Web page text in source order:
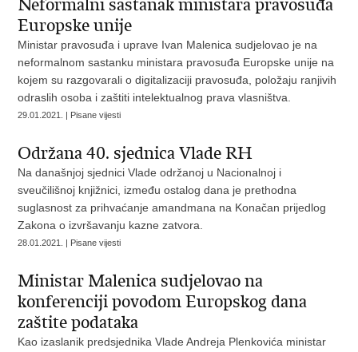
Neformalni sastanak ministara pravosuđa
Europske unije
Ministar pravosuđa i uprave Ivan Malenica sudjelovao je na
neformalnom sastanku ministara pravosuđa Europske unije na
kojem su razgovarali o digitalizaciji pravosuđa, položaju ranjivih
odraslih osoba i zaštiti intelektualnog prava vlasništva.
29.01.2021. | Pisane vijesti
Održana 40. sjednica Vlade RH
Na današnjoj sjednici Vlade održanoj u Nacionalnoj i
sveučilišnoj knjižnici, između ostalog dana je prethodna
suglasnost za prihvaćanje amandmana na Konačan prijedlog
Zakona o izvršavanju kazne zatvora.
28.01.2021. | Pisane vijesti
Ministar Malenica sudjelovao na
konferenciji povodom Europskog dana
zaštite podataka
Kao izaslanik predsjednika Vlade Andreja Plenkovića ministar